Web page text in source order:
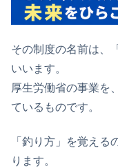
その制度の名前は、
いいます。
厚生労働省の事業を
ているものです。
「釣り方」を覚え
ります。